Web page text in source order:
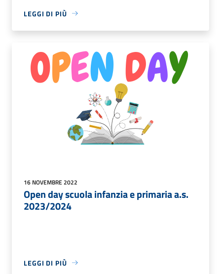
LEGGI DI PIÙ
16 NOVEMBRE 2022
Open day scuola infanzia e primaria a.s.
2023/2024
LEGGI DI PIÙ